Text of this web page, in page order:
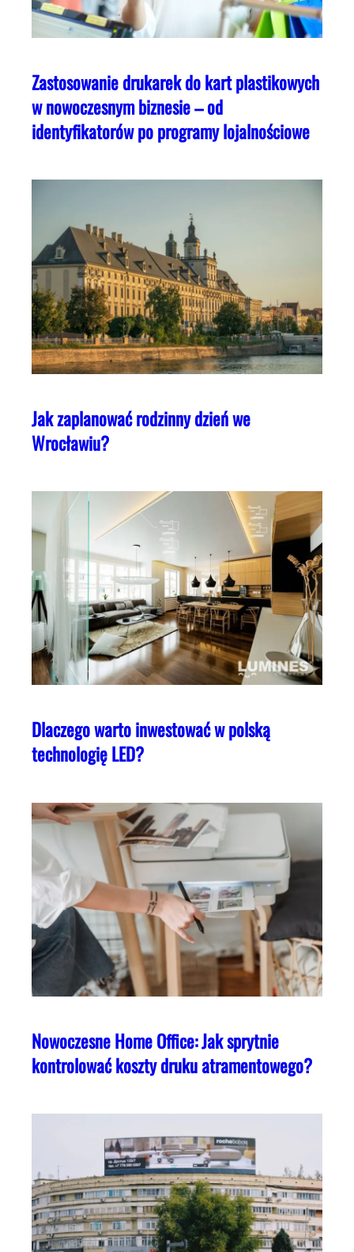
Zastosowanie drukarek do kart plastikowych
w nowoczesnym biznesie – od
identyfikatorów po programy lojalnościowe
Jak zaplanować rodzinny dzień we
Wrocławiu?
Dlaczego warto inwestować w polską
technologię LED?
Nowoczesne Home Office: Jak sprytnie
kontrolować koszty druku atramentowego?